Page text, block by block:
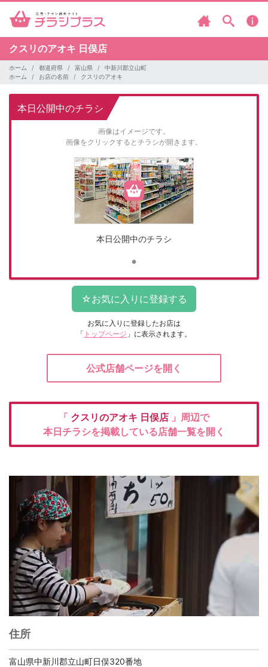
クスリのアオキ 日俣店
ホーム 都道府県 富山県
中新川郡立山町
ホーム
お店の名前 クスリのアオキ
本日公開中のチラシ
画像はイメージです。
画像をクリックするとチラシが開きます。
本日公開中のチラシ
お気に入りに登録したお店は
「 トップページ 」に表示されます。
公式店舗ページを開く
「 クスリのアオキ 日俣店 」周辺で
本日チラシを掲載している店舗一覧を開く
住所
富山県中新川郡立山町日俣320番地